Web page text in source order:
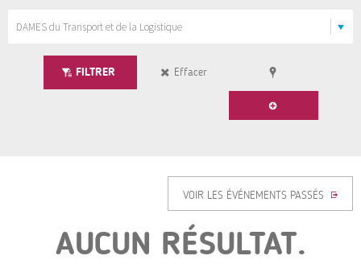
FILTRER Effacer
VOIR LES ÉVÉNEMENTS PASSÉS
AUCUN RÉSULTAT.